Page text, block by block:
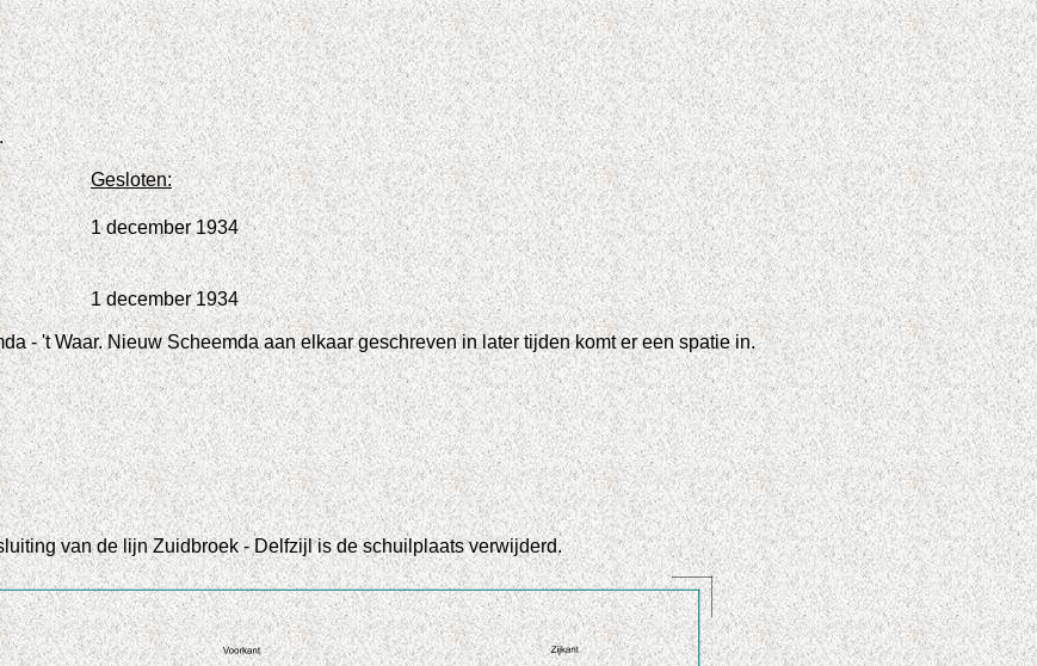
Gesloten:
1 december 1934
1 december 1934
- 't Waar. Nieuw Scheemda aan elkaar geschreven in later tijden komt er een spatie in.
van de lijn Zuidbroek - Delfzijl is de schuilplaats verwijderd.